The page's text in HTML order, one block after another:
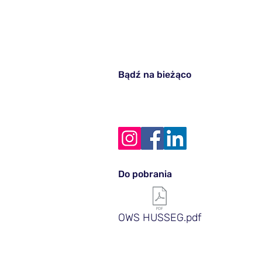
Bądź na bieżąco
Do pobrania
OWS HUSSEG.pdf